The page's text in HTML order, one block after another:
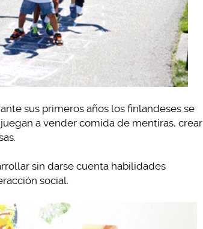
sus primeros años los finlandeses se
a vender comida de mentiras, crear
sin darse cuenta habilidades
social.